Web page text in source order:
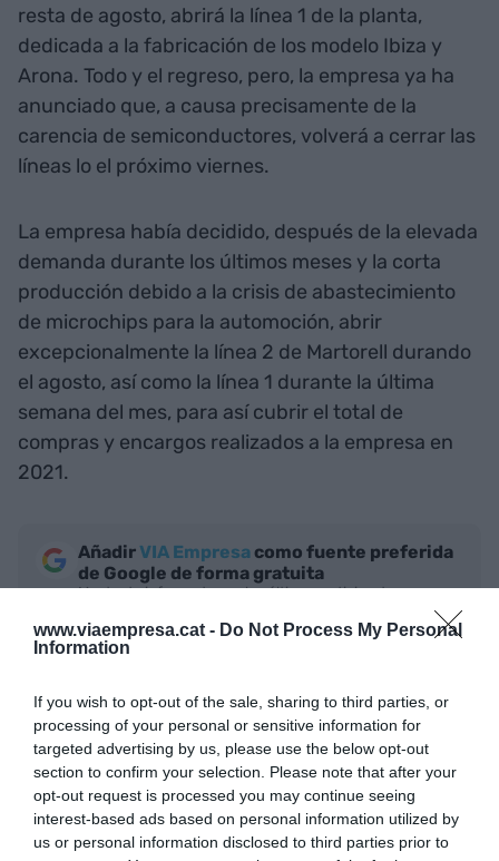
www.viaempresa.cat - Do Not Process My Personal
Information
If you wish to opt-out of the sale, sharing to third parties, or
processing of your personal or sensitive information for
targeted advertising by us, please use the below opt-out
section to confirm your selection. Please note that after your
opt-out request is processed you may continue seeing
interest-based ads based on personal information utilized by
us or personal information disclosed to third parties prior to
resta de agosto, abrirá la línea 1 de la planta,
dedicada a la fabricación de los modelo Ibiza y
Arona. Todo y el regreso, pero, la empresa ya ha
anunciado que, a causa precisamente de la
carencia de semiconductores, volverá a cerrar las
líneas lo el próximo viernes.
La empresa había decidido, después de la elevada
demanda durante los últimos meses y la corta
producción debido a la crisis de abastecimiento
de microchips para la automoción, abrir
excepcionalmente la línea 2 de Martorell durando
el agosto, así como la línea 1 durante la última
semana del mes, para así cubrir el total de
compras y encargos realizados a la empresa en
2021.
AñadirVIA Empresa como fuente preferida
de Google de forma gratuita
Mantente informado con las últimas noticias de
ACTIVAR AHORA